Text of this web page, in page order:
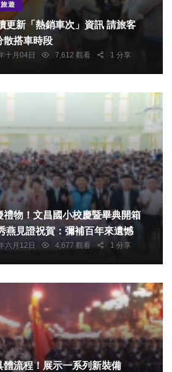
旅遊
散搭車時段
十月04日 7,612 觀看 1 分享
禮物！文昌國小校慶暨畢典開箱
長盧秀燕見證祝賀：彌補百年來遺憾
六月12日 4,677 觀看 1 分享
體流程！展示一系列新裝備